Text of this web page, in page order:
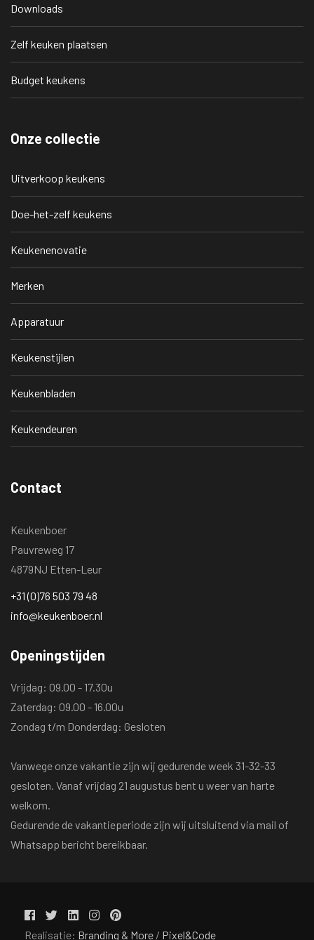
Downloads
Zelf keuken plaatsen
Budget keukens
Onze collectie
Uitverkoop keukens
Doe-het-zelf keukens
Keukenenovatie
Merken
Apparatuur
Keukenstijlen
Keukenbladen
Keukendeuren
Contact
Keukenboer
Pauvreweg 17
4879NJ Etten-Leur
+31 (0)76 503 79 48
info@keukenboer.nl
Openingstijden
Vrijdag: 09.00 - 17.30u
Zaterdag: 09.00 - 16.00u
Zondag t/m Donderdag: Gesloten
Vanwege onze vakantie zijn wij gedurende week 31-32-33
gesloten. Vanaf vrijdag 21 augustus bent u weer van harte
welkom.
Gedurende de vakantieperiode zijn wij uitsluitend via mail of
Whatsapp bericht bereikbaar.
Realisatie: Branding & More / Pixel&Code